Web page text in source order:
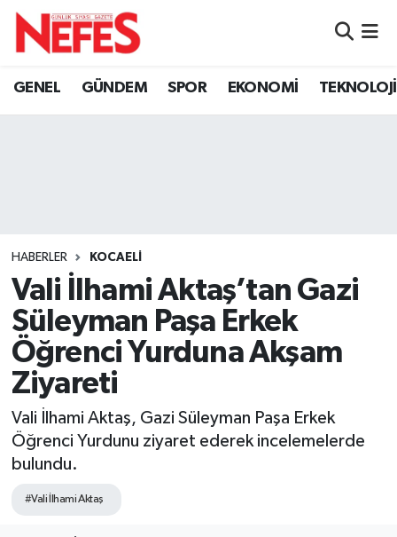
GENEL GÜNDEM SPOR EKONOMİ TEKNOLOJİ
HABERLER KOCAELİ
Vali İlhami Aktaş’tan Gazi
Süleyman Paşa Erkek
Öğrenci Yurduna Akşam
Ziyareti
Vali İlhami Aktaş, Gazi Süleyman Paşa Erkek
Öğrenci Yurdunu ziyaret ederek incelemelerde
bulundu.
#Vali İlhami Aktaş
Hava Durumu
Süper Lig Puan Durumu ve Fikstür
Tüm Manşetler
Son Dakika Haberleri
Haber Arşivi